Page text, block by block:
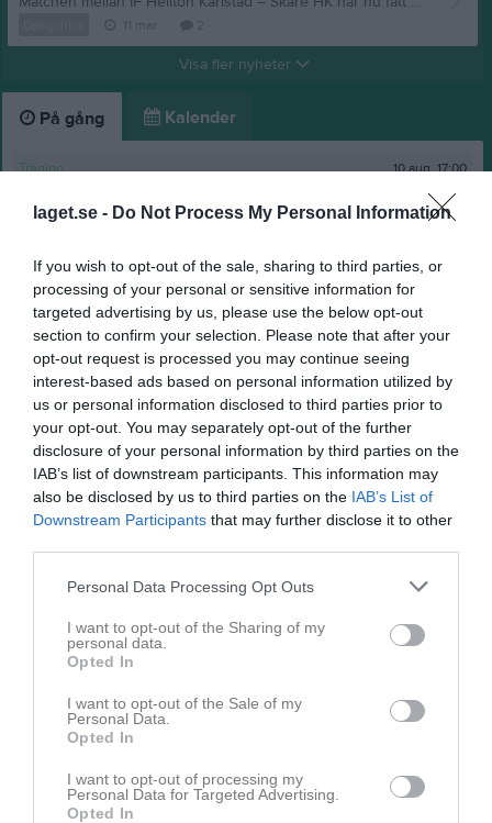
laget.se - Do Not Process My Personal Information
If you wish to opt-out of the sale, sharing to third parties, or
processing of your personal or sensitive information for
targeted advertising by us, please use the below opt-out
section to confirm your selection. Please note that after your
opt-out request is processed you may continue seeing
interest-based ads based on personal information utilized by
us or personal information disclosed to third parties prior to
your opt-out. You may separately opt-out of the further
disclosure of your personal information by third parties on the
IAB’s list of downstream participants. This information may
also be disclosed by us to third parties on the IAB’s List of
Downstream Participants that may further disclose it to other
Personal Data Processing Opt Outs
I want to opt-out of the Sharing of my
personal data.
Opted In
I want to opt-out of the Sale of my
Personal Data.
Opted In
I want to opt-out of processing my
Personal Data for Targeted Advertising.
Opted In
Visa fler nyheter
På gång Kalender
Träning 10 aug, 17:00
Träning 13 aug, 17:00
Träning 30 aug, 10:00
USM steg 1 19 sep, 08:00
Kalenderöversikt
Laget
Truppen
Serier
Facebook